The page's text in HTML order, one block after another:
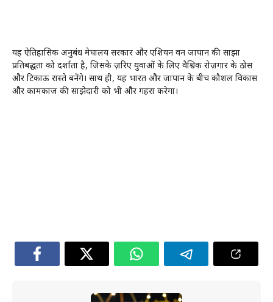
यह ऐतिहासिक अनुबंध मेघालय सरकार और एशियन वन जापान की साझा
प्रतिबद्धता को दर्शाता है, जिसके ज़रिए युवाओं के लिए वैश्विक रोज़गार के ठोस
और टिकाऊ रास्ते बनेंगे। साथ ही, यह भारत और जापान के बीच कौशल विकास
और कामकाज की साझेदारी को भी और गहरा करेगा।